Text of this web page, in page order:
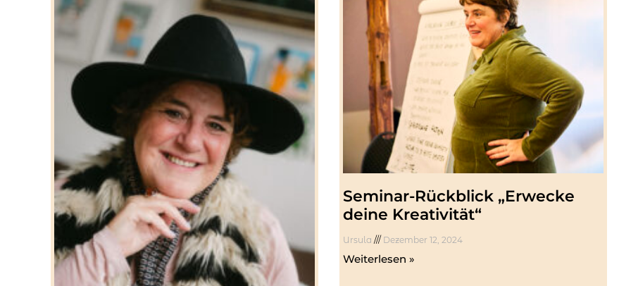
Seminar-Rückblick „Erwecke
deine Kreativität“
Ursula Dezember 12, 2024
Weiterlesen »